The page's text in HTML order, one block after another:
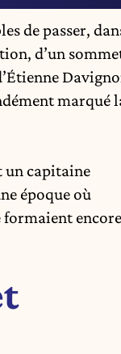
de passer,
d’un
marqué
un capitaine
époque où